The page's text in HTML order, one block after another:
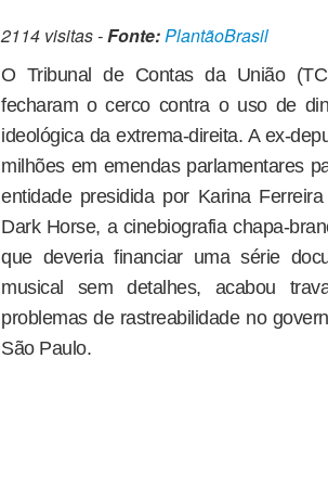
2114 visitas -Fonte:PlantãoBrasil
O Tribunal de Contas da União
fecharam o cerco contra o uso de
ideológica da extrema-direita. A ex-
milhões em emendas parlamentares
entidade presidida por Karina
Dark Horse, a cinebiografia chapa-
que deveria financiar uma série
musical sem detalhes, acabou
problemas de rastreabilidade no
São Paulo.